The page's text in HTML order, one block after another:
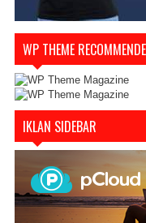
WP THEME
IKLAN SIDEBAR